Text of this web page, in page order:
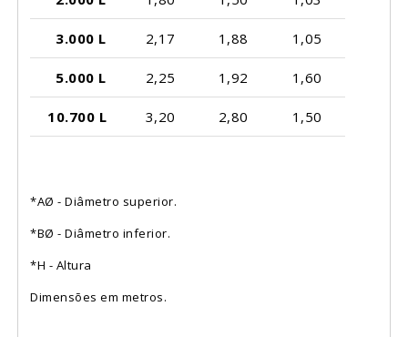
3.000 L 2,17 1,88 1,05
5.000 L 2,25 1,92 1,60
10.700 L 3,20 2,80 1,50
*AØ - Diâmetro superior.
*BØ - Diâmetro inferior.
*H - Altura
Dimensões em metros.